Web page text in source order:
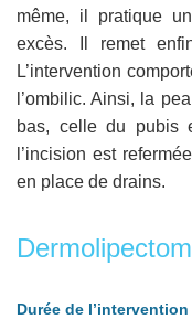
même, il pratique
excès. Il remet
L’intervention
l’ombilic. Ainsi, la
bas, celle du pubis
l’incision est
en place de drains.
Durée de l’intervention